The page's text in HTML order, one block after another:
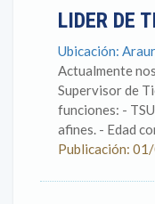
LIDER DE
Ubicación:
Actualmente
Supervisor de
funciones: -
afines. - Edad
Publicación: